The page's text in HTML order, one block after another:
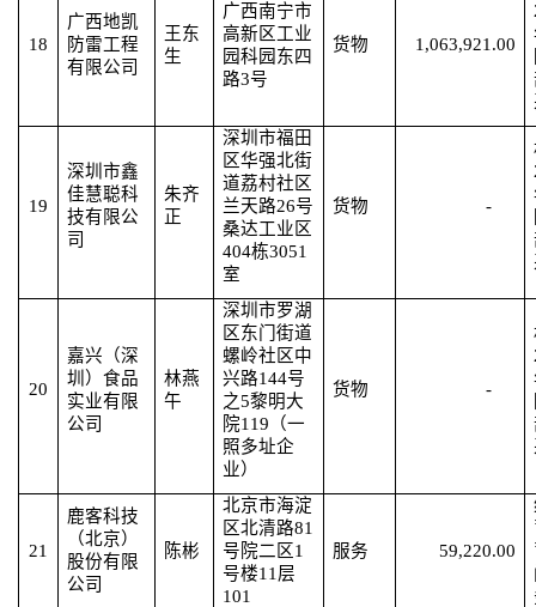
18
广西地凯
防雷工程
有限公司
王东
生
广西南宁市
高新区工业
园科园东四
路3号
货物 1,063,921.00
19
深圳市鑫
佳慧聪科
技有限公
司
朱齐
正
深圳市福田
区华强北街
道荔村社区
兰天路26号
桑达工业区
404栋3051
室
货物 -
20
嘉兴（深
圳）食品
实业有限
公司
林燕
午
深圳市罗湖
区东门街道
螺岭社区中
兴路144号
之5黎明大
院119（一
照多址企
业）
货物 -
21
鹿客科技
（北京）
股份有限
公司
陈彬
北京市海淀
区北清路81
号院二区1
号楼11层
101
服务 59,220.00